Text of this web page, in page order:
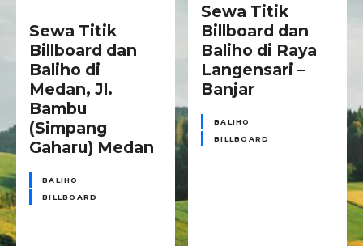
Sewa Titik
Billboard dan
Baliho di
Medan, Jl.
Bambu
(Simpang
Gaharu) Medan
BALIHO
BILLBOARD
Sewa Titik
Billboard dan
Baliho di Raya
Langensari –
Banjar
BALIHO
BILLBOARD